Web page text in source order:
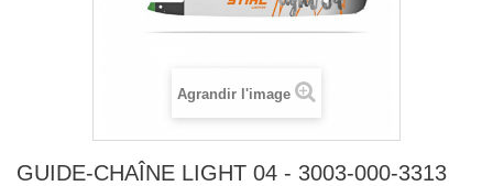
Agrandir l'image
GUIDE-CHAÎNE LIGHT 04 - 3003-000-3313